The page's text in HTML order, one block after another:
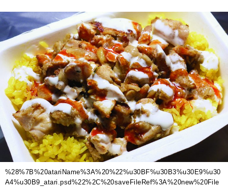
%28%7B%20atariName%3A%20%22%u30BF%u30B3%u30E9%u30
A4%u30B9_atari.psd%22%2C%20saveFileRef%3A%20new%20File